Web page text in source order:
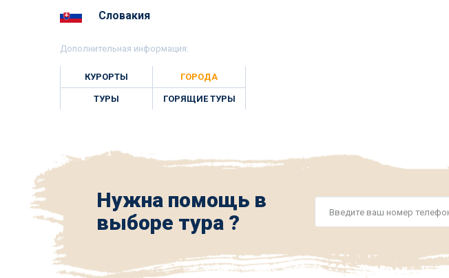
Словакия
Дополнительная информация:
КУРОРТЫ ГОРОДА
ТУРЫ ГОРЯЩИЕ ТУРЫ
Нужна помощь в
выборе тура ?
*